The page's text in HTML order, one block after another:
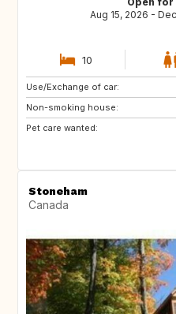
Aug 15, 2026 -
10
Use/Exchange of car:
Non-smoking house:
Pet care wanted:
Stoneham
Canada